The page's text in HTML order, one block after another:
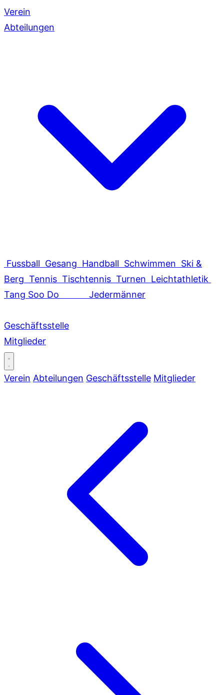
Verein
Abteilungen
Fussball Gesang Handball Schwimmen Ski &
Berg Tennis Tischtennis Turnen Leichtathletik
Tang Soo Do
Jedermänner
Geschäftsstelle
Mitglieder
Verein Abteilungen Geschäftsstelle Mitglieder